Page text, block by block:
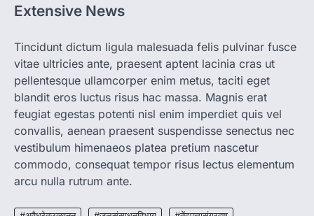
2
CHHATTISGARH
जाएगी एल्बेंडाजोल
More Khabar August 7, 2026
रायपुर। राष्ट्रीय कृमि मुक्ति दिवस भारत सरकार द्वारा
बच्चों के स्वास्थ्य सुधार के लिए वर्ष…
CHHATTISGARH
CG : मुख्यमंत्री विष्णुदेव साय के नेतृत्व में
छत्तीसगढ़ को बड़ी उपलब्धि
More Khabar
हरित विकास और किसानों की आय…
Extensive News
Tincidunt dictum ligula malesuada felis pulvinar fusce
vitae ultricies ante, praesent aptent lacinia cras ut
pellentesque ullamcorper enim metus, taciti eget
blandit eros luctus risus hac massa. Magnis erat
feugiat egestas potenti nisl enim imperdiet quis vel
convallis, aenean praesent suspendisse senectus nec
vestibulum himenaeos platea pretium nascetur
commodo, consequat tempor risus lectus elementum
arcu nulla rutrum ante.